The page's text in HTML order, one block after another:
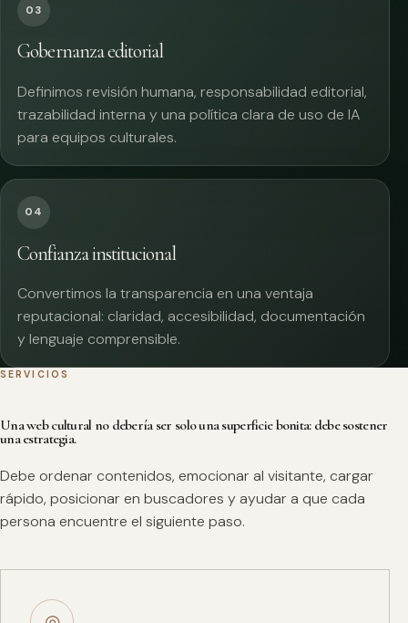
03
Gobernanza editorial
Definimos revisión humana, responsabilidad editorial,
trazabilidad interna y una política clara de uso de IA
para equipos culturales.
04
Confianza institucional
Convertimos la transparencia en una ventaja
reputacional: claridad, accesibilidad, documentación
y lenguaje comprensible.
SERVICIOS
Una web cultural no debería ser solo una superficie bonita: debe sostener
una estrategia.
Debe ordenar contenidos, emocionar al visitante, cargar
rápido, posicionar en buscadores y ayudar a que cada
persona encuentre el siguiente paso.